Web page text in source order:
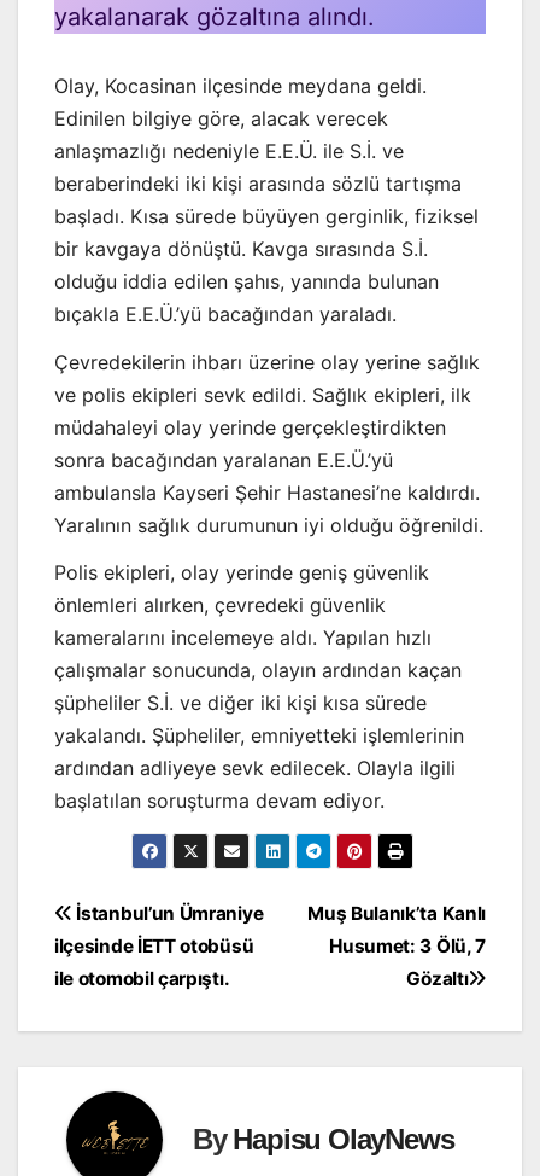
yakalanarak gözaltına alındı.
Olay, Kocasinan ilçesinde meydana geldi.
Edinilen bilgiye göre, alacak verecek
anlaşmazlığı nedeniyle E.E.Ü. ile S.İ. ve
beraberindeki iki kişi arasında sözlü tartışma
başladı. Kısa sürede büyüyen gerginlik, fiziksel
bir kavgaya dönüştü. Kavga sırasında S.İ.
olduğu iddia edilen şahıs, yanında bulunan
bıçakla E.E.Ü.’yü bacağından yaraladı.
Çevredekilerin ihbarı üzerine olay yerine sağlık
ve polis ekipleri sevk edildi. Sağlık ekipleri, ilk
müdahaleyi olay yerinde gerçekleştirdikten
sonra bacağından yaralanan E.E.Ü.’yü
ambulansla Kayseri Şehir Hastanesi’ne kaldırdı.
Yaralının sağlık durumunun iyi olduğu öğrenildi.
Polis ekipleri, olay yerinde geniş güvenlik
önlemleri alırken, çevredeki güvenlik
kameralarını incelemeye aldı. Yapılan hızlı
çalışmalar sonucunda, olayın ardından kaçan
şüpheliler S.İ. ve diğer iki kişi kısa sürede
yakalandı. Şüpheliler, emniyetteki işlemlerinin
ardından adliyeye sevk edilecek. Olayla ilgili
başlatılan soruşturma devam ediyor.
Yazı
gezinmesi
Muş Bulanık’ta Kanlı
Husumet: 3 Ölü, 7
Gözaltı
İstanbul’un Ümraniye
ilçesinde İETT otobüsü
ile otomobil çarpıştı.
ByHapisu OlayNews